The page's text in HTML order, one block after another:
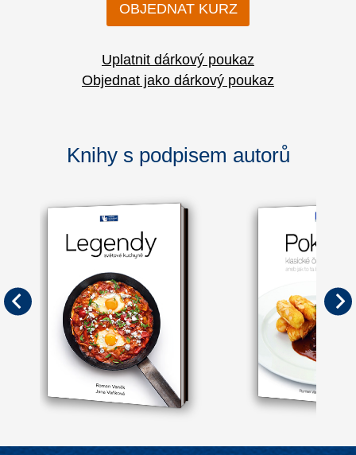
OBJEDNAT KURZ
Uplatnit dárkový poukaz
Objednat jako dárkový poukaz
Knihy s podpisem autorů